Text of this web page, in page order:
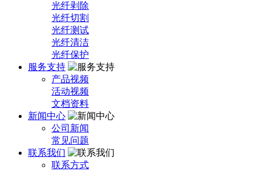
光纤剥除
光纤切割
光纤测试
光纤清洁
光纤保护
服务支持
产品视频
活动视频
文档资料
新闻中心
公司新闻
常见问题
联系我们
联系方式